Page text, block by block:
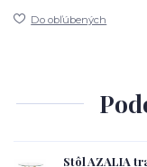
Do obľúbených
Stôl AZALIA